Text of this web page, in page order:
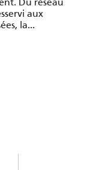
aux
la...